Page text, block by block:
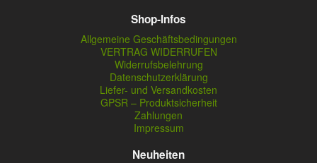
Shop-Infos
Allgemeine Geschäftsbedingungen
VERTRAG WIDERRUFEN
Widerrufsbelehrung
Datenschutzerklärung
Liefer- und Versandkosten
GPSR – Produktsicherheit
Zahlungen
Impressum
Neuheiten